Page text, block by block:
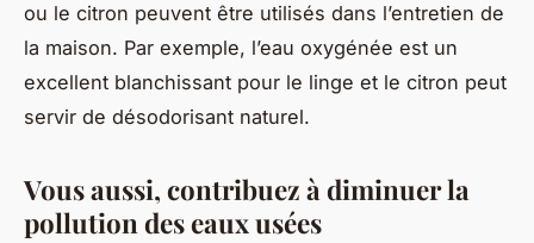
ou le citron peuvent être utilisés dans l’entretien de
la maison. Par exemple, l’eau oxygénée est un
excellent blanchissant pour le linge et le citron peut
servir de désodorisant naturel.
Vous aussi, contribuez à diminuer la
pollution des eaux usées